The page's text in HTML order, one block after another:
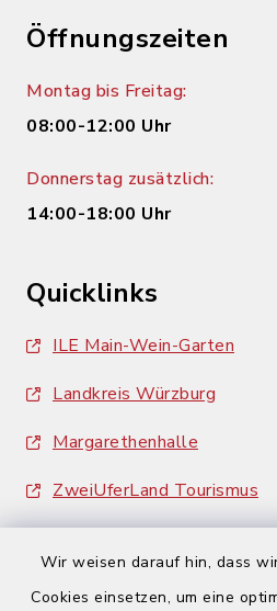
Wir weisen darauf hin, dass
Cookies einsetzen, um eine
Öffnungszeiten
Montag bis Freitag:
08:00-12:00 Uhr
Donnerstag zusätzlich:
14:00-18:00 Uhr
Quicklinks
ILE Main-Wein-Garten
Landkreis Würzburg
Margarethenhalle
ZweiUferLand Tourismus